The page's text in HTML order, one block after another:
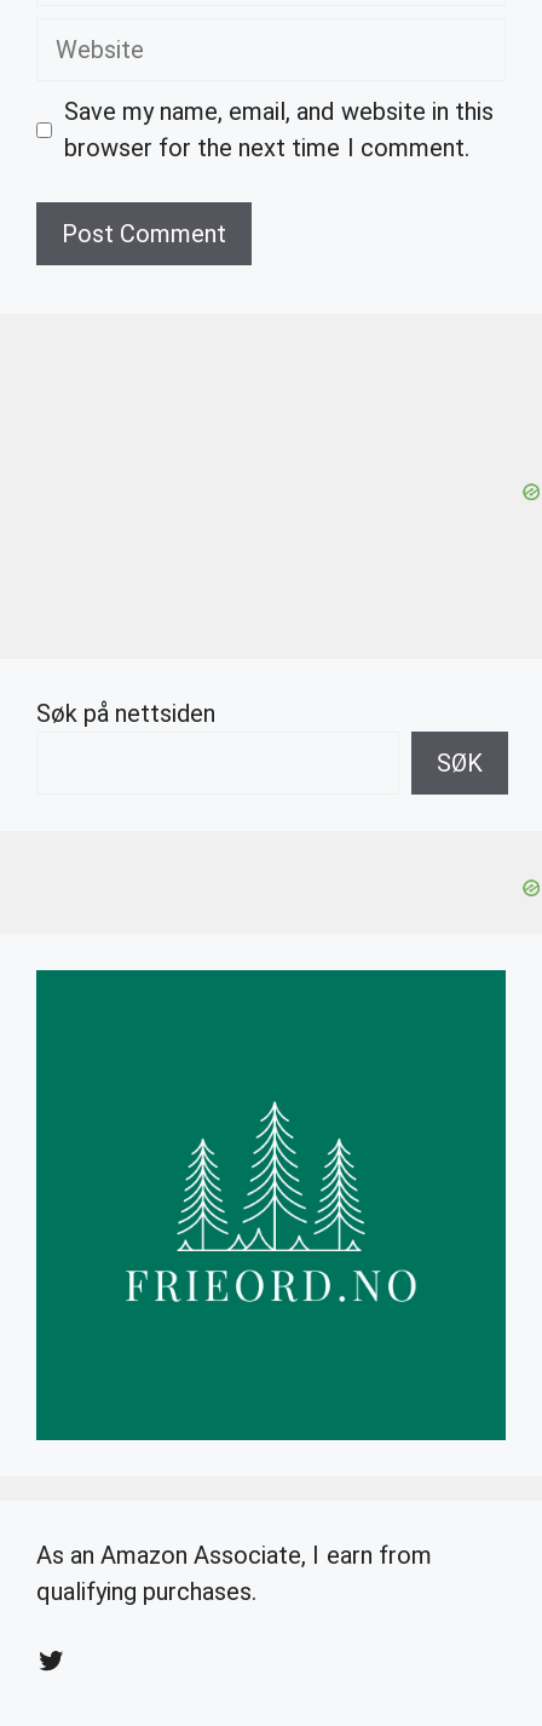
Website
Save my name, email, and website in this
browser for the next time I comment.
Søk på nettsiden
SØK
As an Amazon Associate, I earn from
qualifying purchases.
Twitter